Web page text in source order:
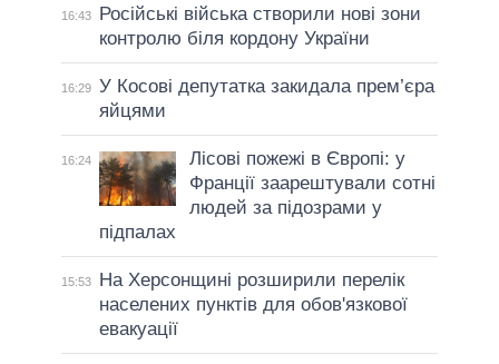
16:43
Російські війська створили нові зони
контролю біля кордону України
16:29 У Косові депутатка закидала прем’єра
яйцями
16:24
Лісові пожежі в Європі: у
Франції заарештували сотні
людей за підозрами у
підпалах
15:53
На Херсонщині розширили перелік
населених пунктів для обов'язкової
евакуації